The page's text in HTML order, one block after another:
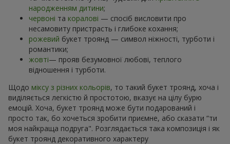
народженням дитини;
червоні та коралові — спосіб висловити про
несамовиту пристрасть і глибоке кохання;
рожевий букет троянд — символ ніжності, турботи і
романтики;
жовті— прояв безумовної любові, теплого
відношення і турботи.
Щодо міксу з різних кольорів, то такий букет троянд, хоча і
виділяється легкістю й простотою, вказує на цілу бурю
емоцій. Хоча, букет троянд може бути подарований і
просто так, бо хочеться зробити приємне, або сказати “ти
моя найкраща подруга". Розглядається така композиція і як
букет троянд декоративного характеру